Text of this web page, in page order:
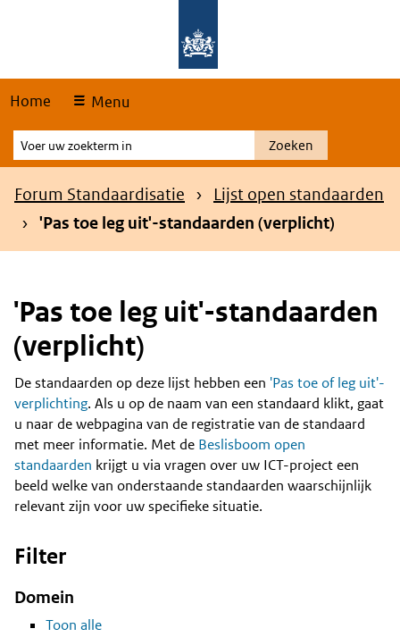
Home Menu
Voer
uw
zoekterm
Zoeken
Kruimelpad
Forum Standaardisatie
Lijst open standaarden
'Pas toe leg uit'-standaarden (verplicht)
'Pas toe leg uit'-standaarden
(verplicht)
Content
De standaarden op deze lijst hebben een 'Pas toe of leg uit'-
verplichting. Als u op de naam van een standaard klikt, gaat
u naar de webpagina van de registratie van de standaard
met meer informatie. Met de Beslisboom open
standaarden krijgt u via vragen over uw ICT-project een
beeld welke van onderstaande standaarden waarschijnlijk
relevant zijn voor uw specifieke situatie.
Filter
Domein
Toon alle